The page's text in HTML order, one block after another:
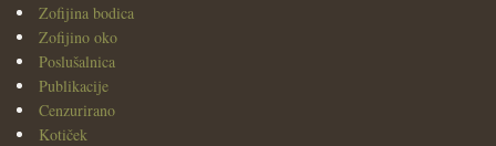
Zofijina bodica
Zofijino oko
Poslušalnica
Publikacije
Cenzurirano
Kotiček